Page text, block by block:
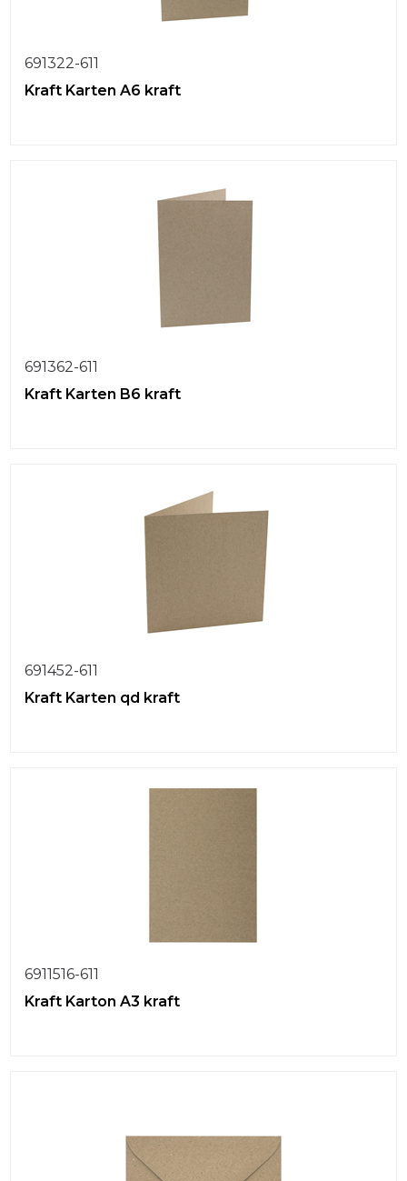
691322-611
Kraft Karten A6 kraft
691362-611
Kraft Karten B6 kraft
691452-611
Kraft Karten qd kraft
6911516-611
Kraft Karton A3 kraft